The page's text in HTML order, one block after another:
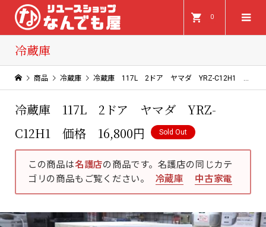
0
冷蔵庫
商品 冷蔵庫 冷蔵庫 117L 2ドア ヤマダ YRZ-C12H1 価格 16,800円
冷蔵庫 117L 2ドア ヤマダ YRZ-
C12H1 価格 16,800円
Sold Out
この商品は名護店の商品です。名護店の同じカテ
ゴリの商品もご覧ください。
冷蔵庫 中古家電